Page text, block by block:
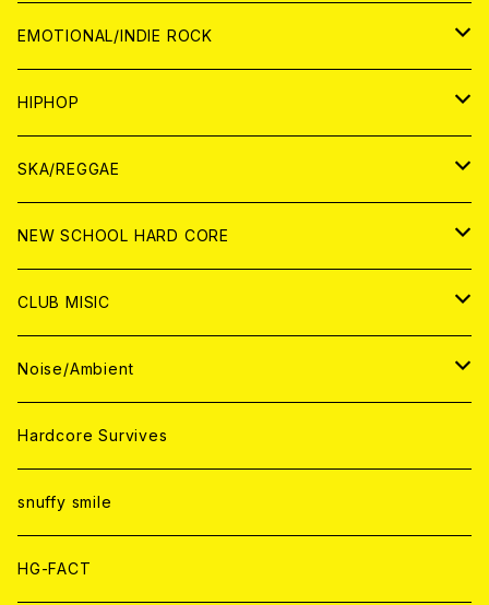
ANALOG
ANALOG
CD
ANALOG
CD
ANALOG
WORLD
CD
ANALOG
JAPAN
CD
ANALOG
WORLD
ANALOG
CD
EMOTIONAL/INDIE ROCK
JAPAN
CD
ANALOG
WORLD
CD
ANALOG
HIPHOP
JAPAN
CD
ANALOG
WORLD
CD
ANALOG
SKA/REGGAE
JAPAN
CD
ANALOG
WORLD
CD
ANALOG
NEW SCHOOL HARD CORE
JAPAN
CD
ANALOG
WORLD
CD
ANALOG
CLUB MISIC
JAPAN
CD
ANALOG
WORLD
CD
ANALOG
Noise/Ambient
JAPAN
CD
ANALOG
WORLD
CD
Hardcore Survives
snuffy smile
HG-FACT